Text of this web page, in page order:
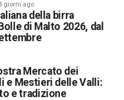
giorni ago
della birra
di Malto 2026, dal
Mercato dei
e Mestieri delle Valli:
e tradizione